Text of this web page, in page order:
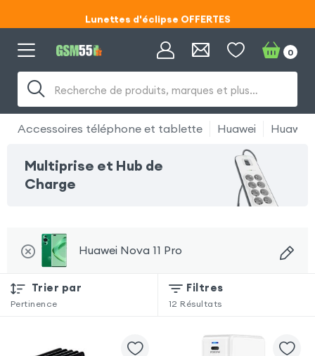
Lunettes d'éclipse OFFERTES
Code ECLIPSE55
Code ECLIPSE55
Recherche de produits, marques et plus…
0
Accessoires téléphone et tablette Huawei Huawei
Multiprise et Hub de
Charge
Huawei Nova 11 Pro
Trier par
Pertinence
Filtres
12 Résultats